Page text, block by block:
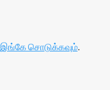
இங்கே சொடுக்கவும்.